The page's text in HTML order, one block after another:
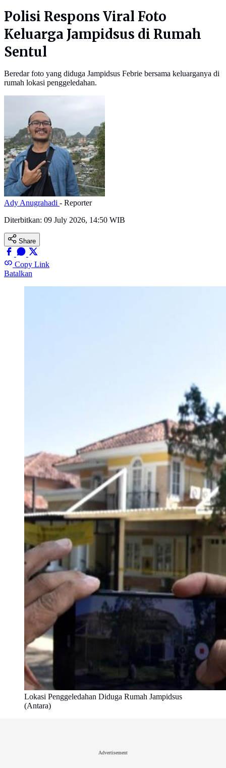
Polisi Respons Viral Foto
Keluarga Jampidsus di Rumah
Sentul
Beredar foto yang diduga Jampidsus Febrie bersama keluarganya di
rumah lokasi penggeledahan.
Ady Anugrahadi - Reporter
Diterbitkan: 09 July 2026, 14:50 WIB
Share
Copy Link
Batalkan
Lokasi Penggeledahan Diduga Rumah Jampidsus
(Antara)
Advertisement